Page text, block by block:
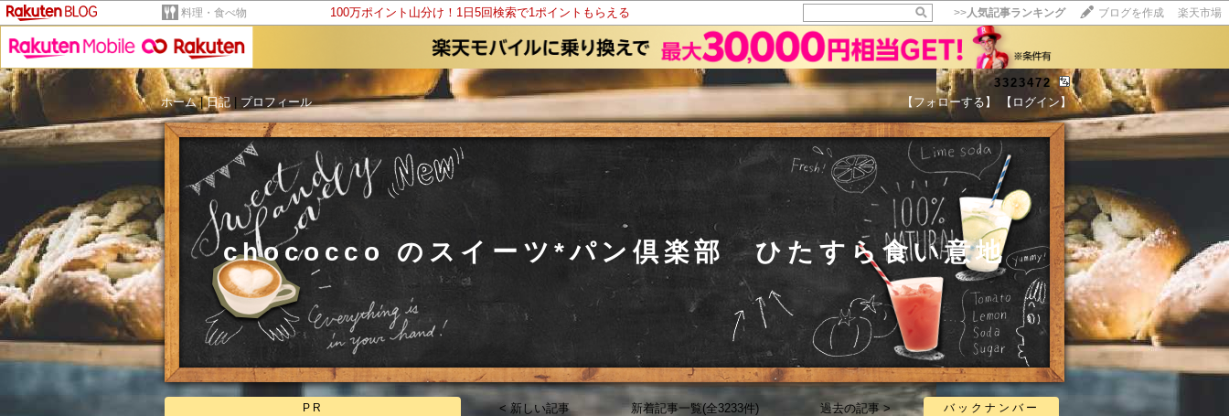
料理・食べ物 100万ポイント山分け！1日5回検索で1ポイントもらえる >>人気記事ランキング ブログを作成 楽天市場
3323472
ホーム|日記 プロフィール 【フォローする】 【ログイン】
chococco のスイーツ*パン倶楽部 ひたすら食い意地
【毎日開催】
15記事にいいね！で1ポイント
10秒滞在
いいね!
PR < 新しい記事 新着記事一覧(全3233件) 過去の記事 >
バックナンバー